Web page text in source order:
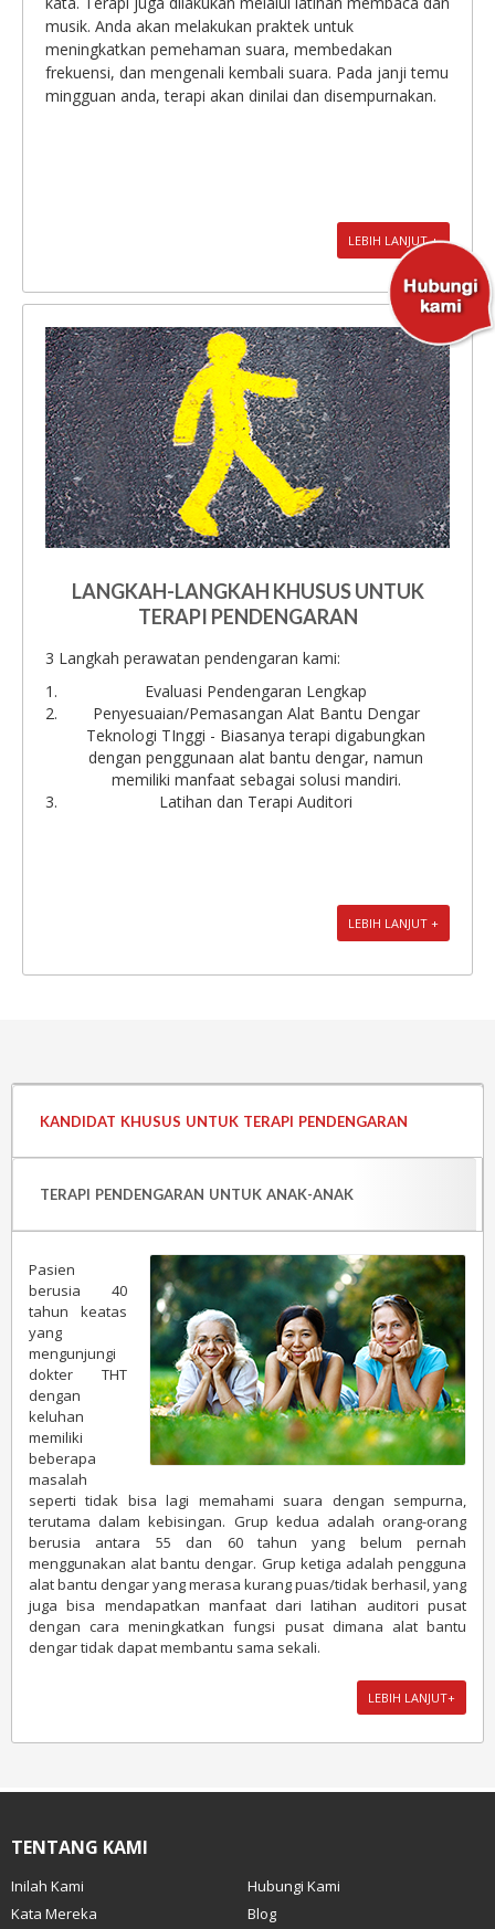
musik. Anda akan melakukan praktek untuk
meningkatkan pemehaman suara, membedakan
frekuensi, dan mengenali kembali suara. Pada janji temu
mingguan anda, terapi akan dinilai dan disempurnakan.
LEBIH LANJUT +
LANGKAH-LANGKAH KHUSUS UNTUK
TERAPI PENDENGARAN
3 Langkah perawatan pendengaran kami:
Evaluasi Pendengaran Lengkap
Penyesuaian/Pemasangan Alat Bantu Dengar
Teknologi TInggi - Biasanya terapi digabungkan
dengan penggunaan alat bantu dengar, namun
memiliki manfaat sebagai solusi mandiri.
Latihan dan Terapi Auditori
LEBIH LANJUT +
KANDIDAT KHUSUS UNTUK TERAPI PENDENGARAN
TERAPI PENDENGARAN UNTUK ANAK-ANAK
Pasien
berusia 40
tahun keatas
yang
mengunjungi
dokter THT
dengan
keluhan
memiliki
beberapa
masalah
seperti tidak bisa lagi memahami suara dengan sempurna,
terutama dalam kebisingan. Grup kedua adalah orang-orang
berusia antara 55 dan 60 tahun yang belum pernah
menggunakan alat bantu dengar. Grup ketiga adalah pengguna
alat bantu dengar yang merasa kurang puas/tidak berhasil, yang
juga bisa mendapatkan manfaat dari latihan auditori pusat
dengan cara meningkatkan fungsi pusat dimana alat bantu
dengar tidak dapat membantu sama sekali.
LEBIH LANJUT+
TENTANG KAMI
Inilah Kami
Hubungi Kami
Kata Mereka
Blog